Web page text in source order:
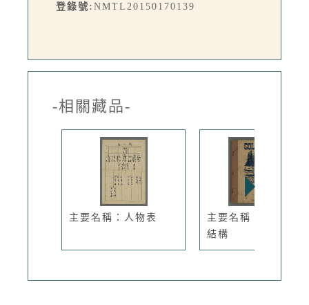
登錄號: NMTL20150170139
-相關藏品-
主要名稱：人物表
主要名稱：傾國傾城
結構